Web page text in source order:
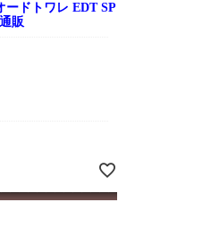
ードトワレ EDT SP
販